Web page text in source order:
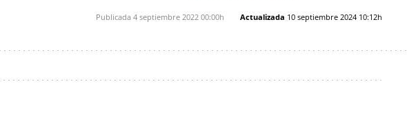
Publicada 4 septiembre 2022 00:00h Actualizada 10 septiembre 2024 10:12h